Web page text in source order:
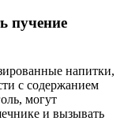
пучение
напитки,
с содержанием
могут
и вызывать